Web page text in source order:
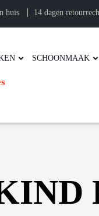
huis 14 dagen
SCHOONMAAK